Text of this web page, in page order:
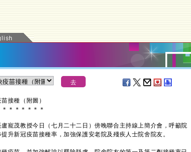
接種（附圖）
＊ ＊ ＊ ＊ ＊ ＊ ＊
茂教授今日（七月二十二日）傍晚聯合主持線上簡介會，呼籲院
升新冠疫苗接種率，加強保護安老院及殘疾人士院舍院友。